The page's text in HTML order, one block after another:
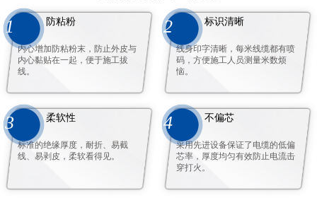
1 防粘粉
内心增加防粘粉末，防止外皮与
内心黏贴在一起，便于施工拔
线。
2 标识清晰
线身印字清晰，每米线缆都有喷
码，方便施工人员测量米数烦
恼。
3 柔软性
标准的绝缘厚度，耐折、易截
线、易剥皮，柔软看得见。
4 不偏芯
采用先进设备保证了电缆的低偏
芯率，厚度均匀有效防止电流击
穿打火。